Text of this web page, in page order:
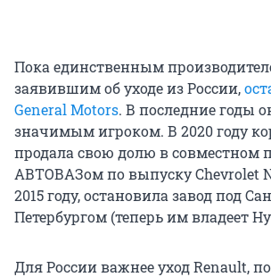
Пока единственным
заявившим об уходе из России,
General Motors. В последние годы
значимым игроком. В 2020 году
продала свою долю в совместном
АВТОВАЗом по выпуску Chevrolet
2015 году, остановила завод под
Петербургом (теперь им владеет
Для России важнее уход Renault,